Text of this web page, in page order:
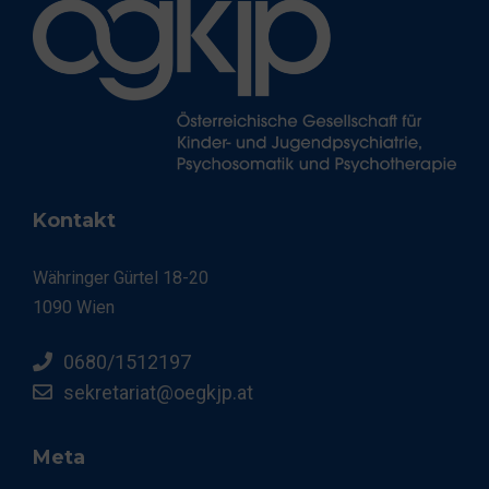
Kontakt
Währinger Gürtel 18-20
1090 Wien
0680/1512197
sekretariat@oegkjp.at
Meta